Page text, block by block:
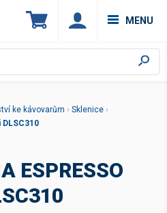
MENU
ke kávovarům › Sklenice ›
ESPRESSO